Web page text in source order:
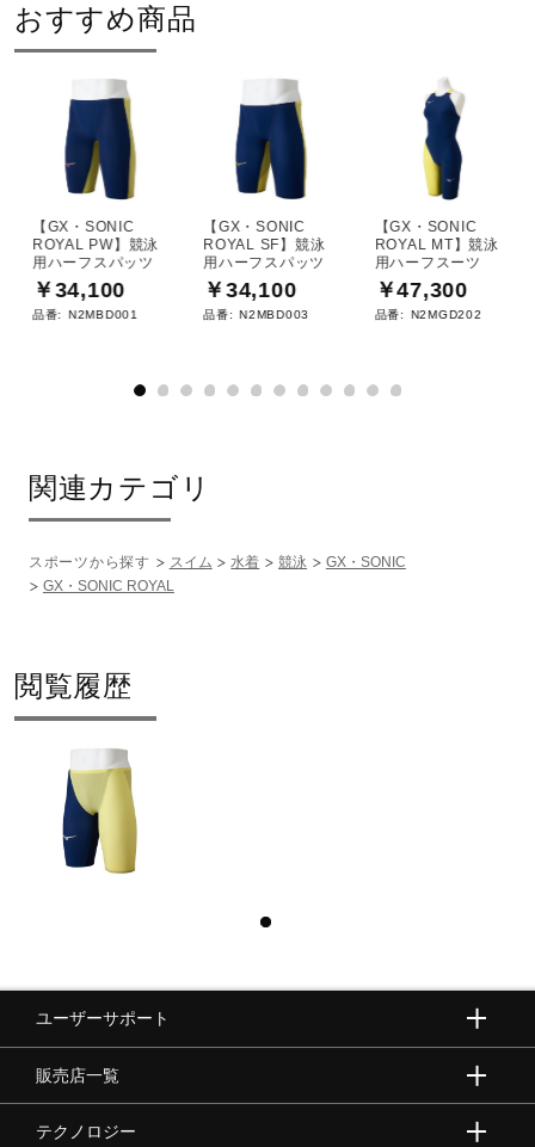
おすすめ商品
【GX・SONIC
ROYAL PW】競泳
用ハーフスパッツ
￥34,100
品番: N2MBD001
【GX・SONIC
ROYAL SF】競泳
用ハーフスパッツ
￥34,100
品番: N2MBD003
【GX・SONIC
ROYAL MT】競泳
用ハーフスーツ
￥47,300
品番: N2MGD202
関連カテゴリ
スポーツから探す スイム 水着 競泳
GX・SONIC
GX・SONIC ROYAL
閲覧履歴
ユーザーサポート
販売店一覧
テクノロジー